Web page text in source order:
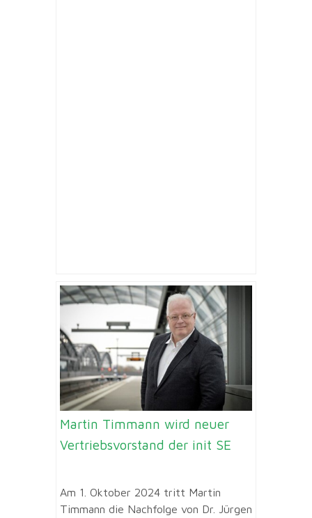
Martin Timmann wird neuer
Vertriebsvorstand der init SE
Am 1. Oktober 2024 tritt Martin
Timmann die Nachfolge von Dr. Jürgen